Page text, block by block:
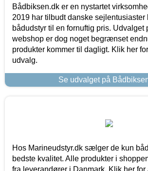
Bådbiksen.dk er en nystartet
2019 har tilbudt danske sejlentusiaster
bådudstyr til en fornuftig pris. Udvalget
webshop er dog noget begrænset
produkter kommer til dagligt. Klik her
udvalg.
Se udvalget på
Hos Marineudstyr.dk sælger de kun
bedste kvalitet. Alle produkter i
fra leverandører i Danmark. Klik her for